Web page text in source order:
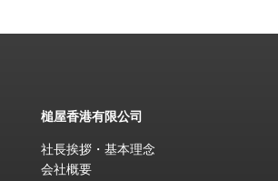
槌屋香港有限公司
社長挨拶・基本理念
会社概要